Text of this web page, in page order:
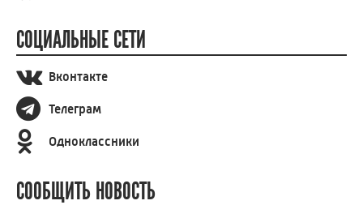
СОЦИАЛЬНЫЕ СЕТИ
Вконтакте
Телеграм
Одноклассники
СООБЩИТЬ НОВОСТЬ